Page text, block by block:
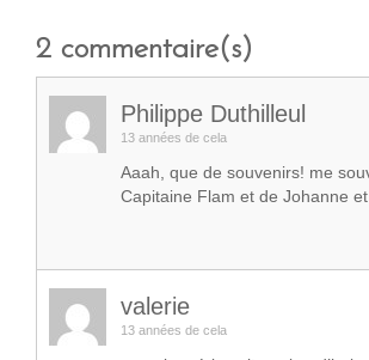
2 commentaire(s)
Philippe Duthilleul
13 années de cela
Aaah, que de souvenirs! me
Capitaine Flam et de Johanne
valerie
13 années de cela